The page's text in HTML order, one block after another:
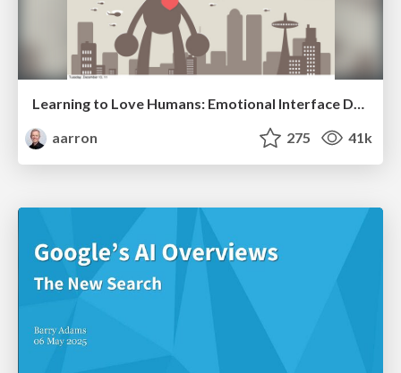
Learning to Love Humans: Emotional Interface Design
aarron
275 41k